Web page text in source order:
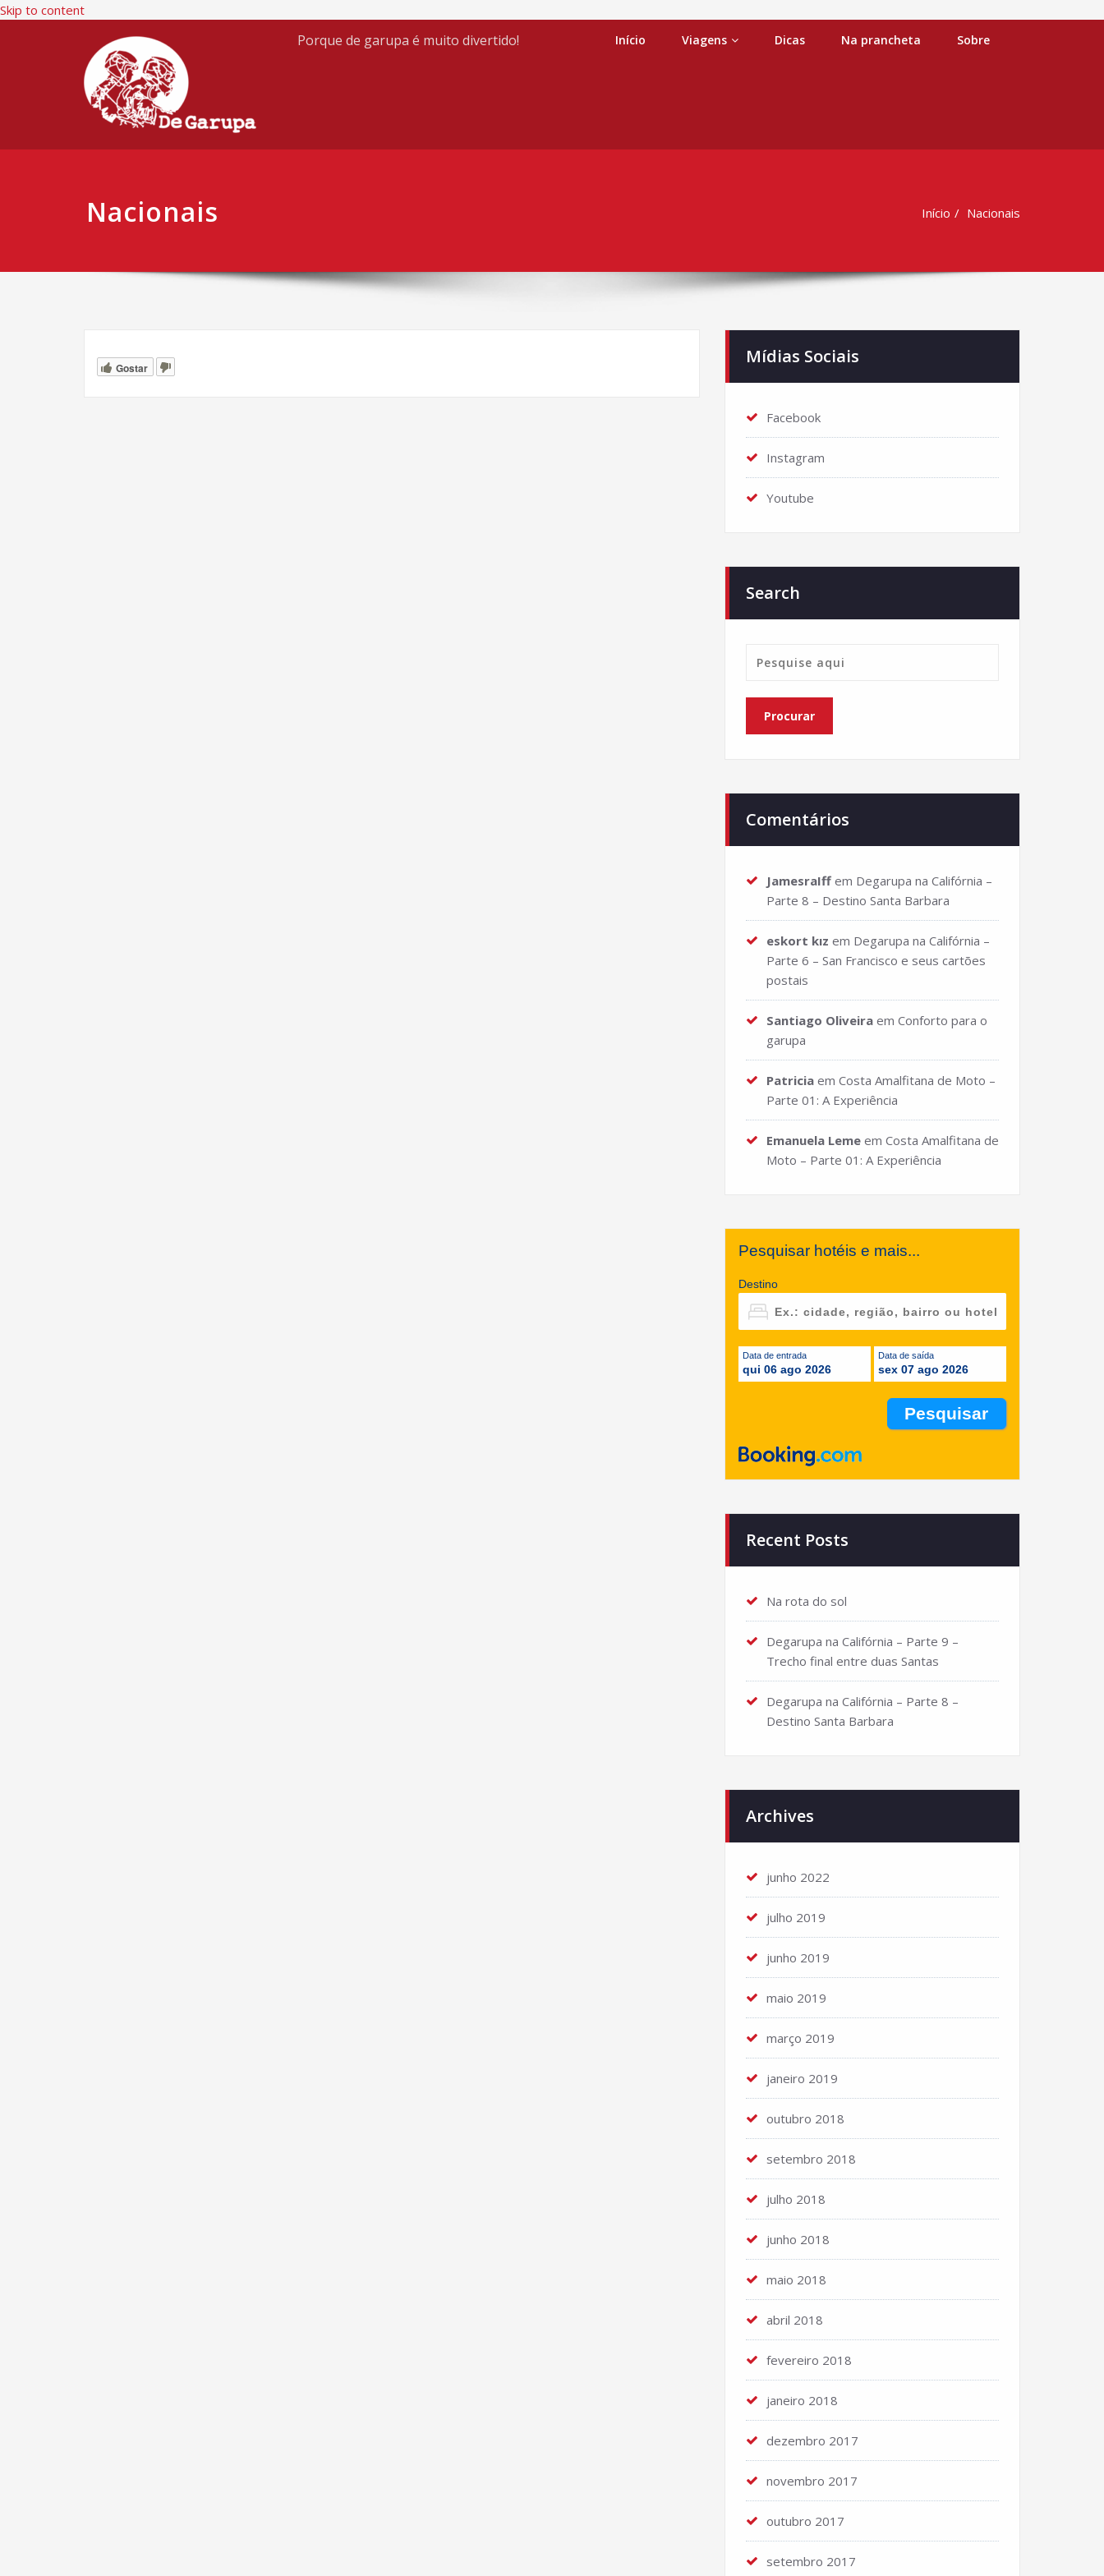
Skip to content
Porque de garupa é muito divertido! Início Viagens Dicas Na prancheta Sobre
Nacionais Início Nacionais
Gostar
Mídias Sociais
Facebook
Instagram
Youtube
Search
Comentários
JamesraIff em Degarupa na Califórnia –
Parte 8 – Destino Santa Barbara
eskort kız em Degarupa na Califórnia –
Parte 6 – San Francisco e seus cartões
postais
Santiago Oliveira em Conforto para o
garupa
Patricia em Costa Amalfitana de Moto –
Parte 01: A Experiência
Emanuela Leme em Costa Amalfitana de
Moto – Parte 01: A Experiência
Pesquisar hotéis e mais...
Destino
Data de entrada
qui 06 ago 2026
Data de saída
sex 07 ago 2026
Recent Posts
Na rota do sol
Degarupa na Califórnia – Parte 9 –
Trecho final entre duas Santas
Degarupa na Califórnia – Parte 8 –
Destino Santa Barbara
Archives
junho 2022
julho 2019
junho 2019
maio 2019
março 2019
janeiro 2019
outubro 2018
setembro 2018
julho 2018
junho 2018
maio 2018
abril 2018
fevereiro 2018
janeiro 2018
dezembro 2017
novembro 2017
outubro 2017
setembro 2017